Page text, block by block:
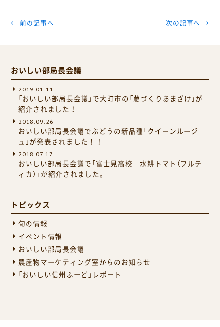
← 前の記事へ 次の記事へ →
おいしい部局長会議
2019.01.11
「おいしい部局長会議」で大町市の「蔵づくりあまざけ」が
紹介されました！
2018.09.26
おいしい部局長会議でぶどうの新品種「クイーンルージ
ュ」が発表されました！！
2018.07.17
おいしい部局長会議で「富士見高校 水耕トマト（フルテ
ィカ）」が紹介されました。
トピックス
旬の情報
イベント情報
おいしい部局長会議
農産物マーケティング室からのお知らせ
「おいしい信州ふーど」レポート